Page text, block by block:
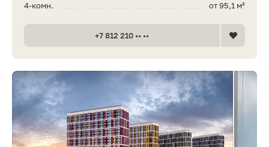
от 95,1 м²
4-комн.
+7 812 210 •• ••